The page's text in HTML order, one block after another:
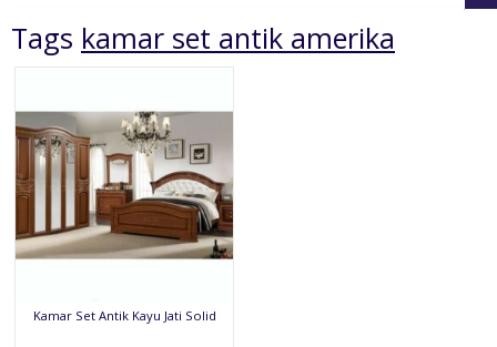
Tags kamar set antik amerika
Kamar Set Antik Kayu Jati Solid